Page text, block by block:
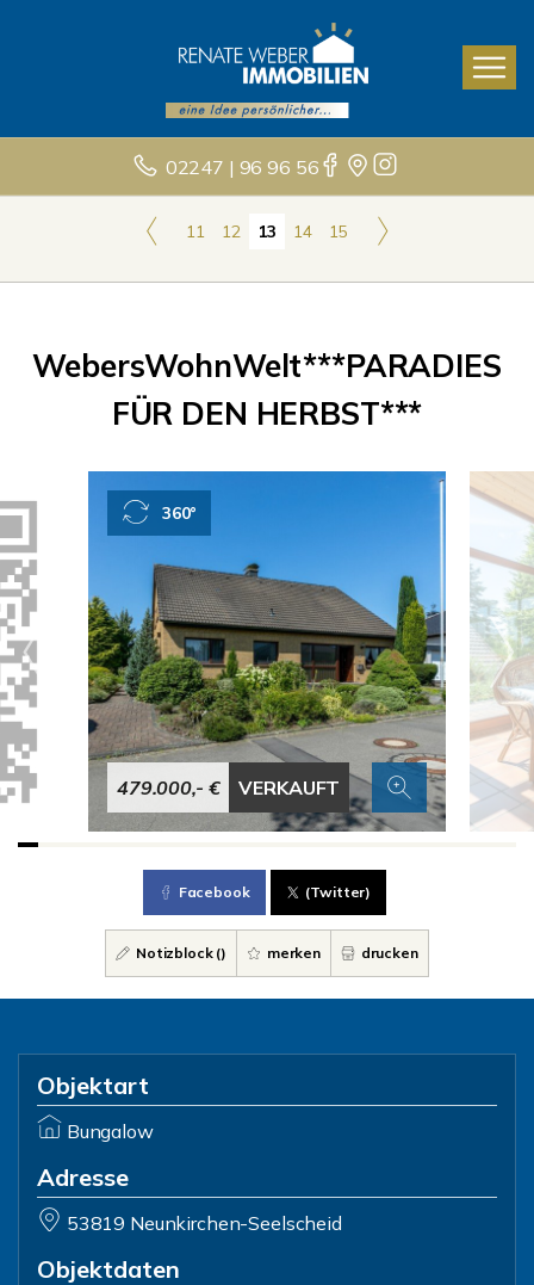
02247 | 96 96 56
11 12 13 14 15
WebersWohnWelt***PARADIES
FÜR DEN HERBST***
479.000,- € VERKAUFT
360°
Facebook (Twitter)
Notizblock () merken drucken
Objektart
Bungalow
Adresse
53819 Neunkirchen-Seelscheid
Objektdaten